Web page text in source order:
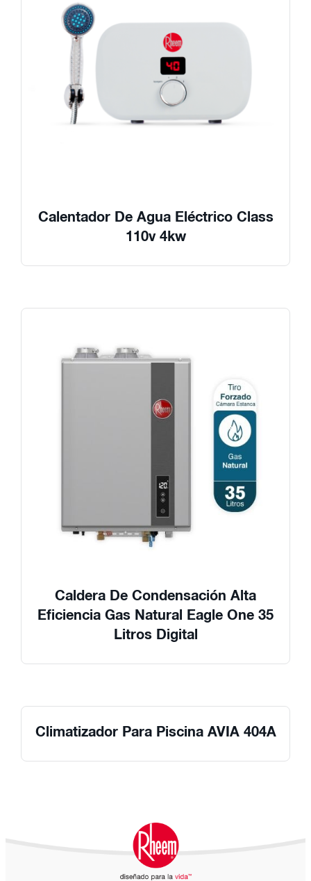
Calentador De Agua Eléctrico Class
110v 4kw
Caldera De Condensación Alta
Eficiencia Gas Natural Eagle One 35
Litros Digital
Climatizador Para Piscina AVIA 404A